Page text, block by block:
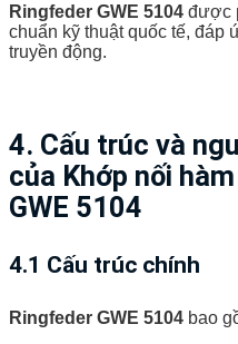
Ringfeder GWE 5104 được
chuẩn kỹ thuật quốc tế, đáp
truyền động.
4. Cấu trúc và
của Khớp nối
GWE 5104
4.1 Cấu trúc chính
Ringfeder GWE 5104 bao